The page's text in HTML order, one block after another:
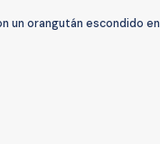
un orangután escondido en